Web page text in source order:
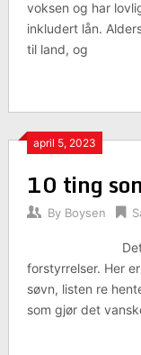
voksen og har
inkludert lån.
til land, og
april 5, 2023
10 ting
By Boysen
forstyrrelser. Her
søvn, listen re
som gjør det